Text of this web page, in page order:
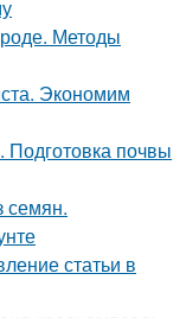
Методы
Экономим
Подготовка почвы
семян.
статьи в